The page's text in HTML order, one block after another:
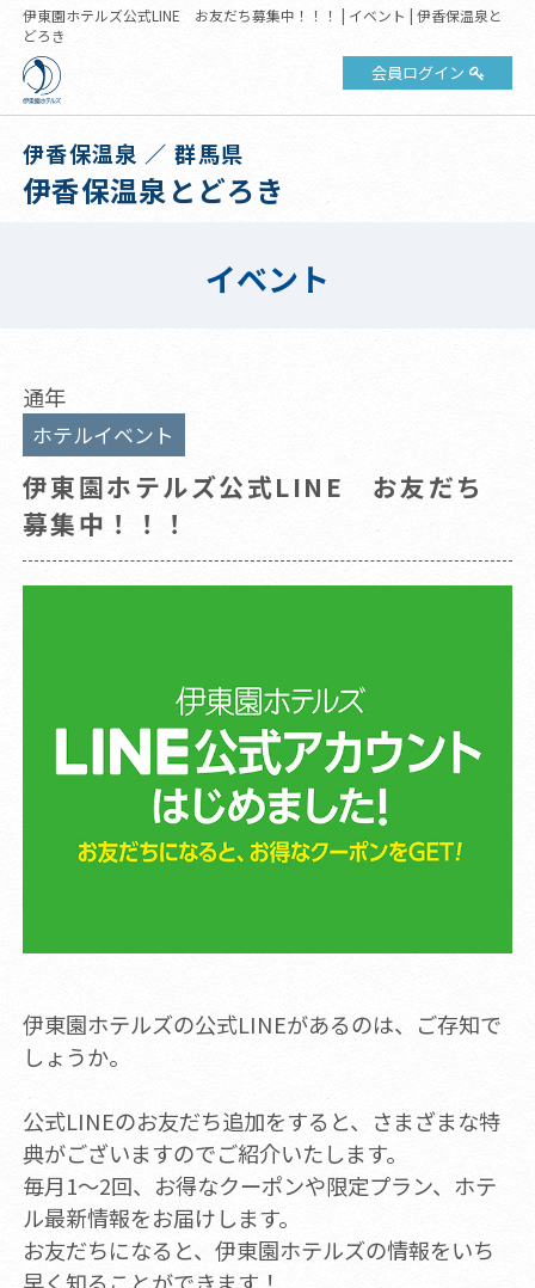
伊東園ホテルズ公式LINE お友だち募集中！！！ | イベント | 伊香保温泉と
どろき
会員ログイン
伊香保温泉 ／ 群馬県
伊香保温泉とどろき
イベント
通年
ホテルイベント
伊東園ホテルズ公式LINE お友だち
募集中！！！
伊東園ホテルズの公式LINEがあるのは、ご存知で
しょうか。
公式LINEのお友だち追加をすると、さまざまな特
典がございますのでご紹介いたします。
毎月1～2回、お得なクーポンや限定プラン、ホテ
ル最新情報をお届けします。
お友だちになると、伊東園ホテルズの情報をいち